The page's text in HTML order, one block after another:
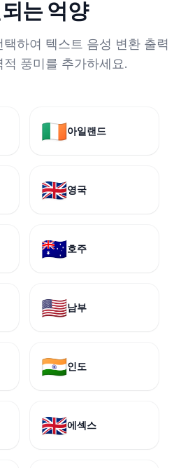
는 억양
하여 텍스트 음성 변환 출력
풍미를 추가하세요.
🇮🇪아일랜드
🇬🇧영국
🇦🇺호주
🇺🇸남부
🇮🇳인도
🇬🇧에섹스